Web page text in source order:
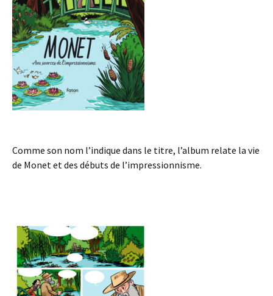
Comme son nom l’indique dans le titre, l’album relate la vie
de Monet et des débuts de l’impressionnisme.